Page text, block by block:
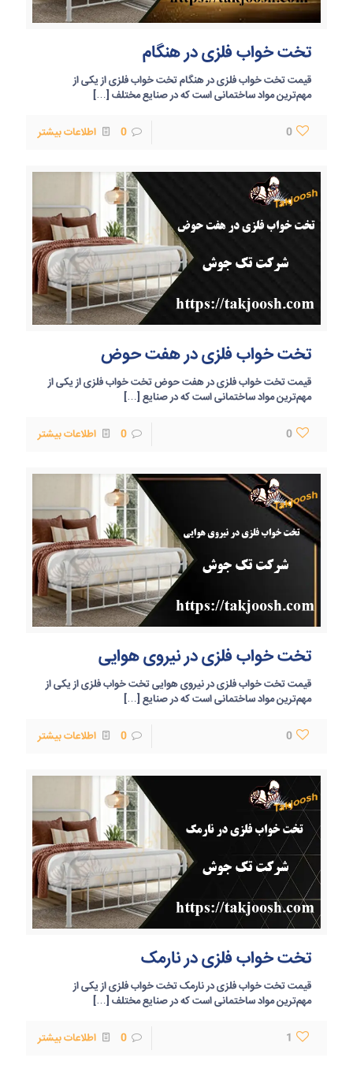
تخت خواب فلزی در هنگام
قیمت تخت خواب فلزی در هنگام تخت خواب فلزی از یکی از
مهم‌ترین مواد ساختمانی است که در صنایع مختلف […]
0
0 اطلاعات بیشتر
تخت خواب فلزی در هفت حوض
قیمت تخت خواب فلزی در هفت حوض تخت خواب فلزی از یکی از
مهم‌ترین مواد ساختمانی است که در صنایع […]
0
0 اطلاعات بیشتر
تخت خواب فلزی در نیروی هوایی
قیمت تخت خواب فلزی در نیروی هوایی تخت خواب فلزی از یکی از
مهم‌ترین مواد ساختمانی است که در صنایع […]
0
0 اطلاعات بیشتر
تخت خواب فلزی در نارمک
قیمت تخت خواب فلزی در نارمک تخت خواب فلزی از یکی از
مهم‌ترین مواد ساختمانی است که در صنایع مختلف […]
1
0 اطلاعات بیشتر